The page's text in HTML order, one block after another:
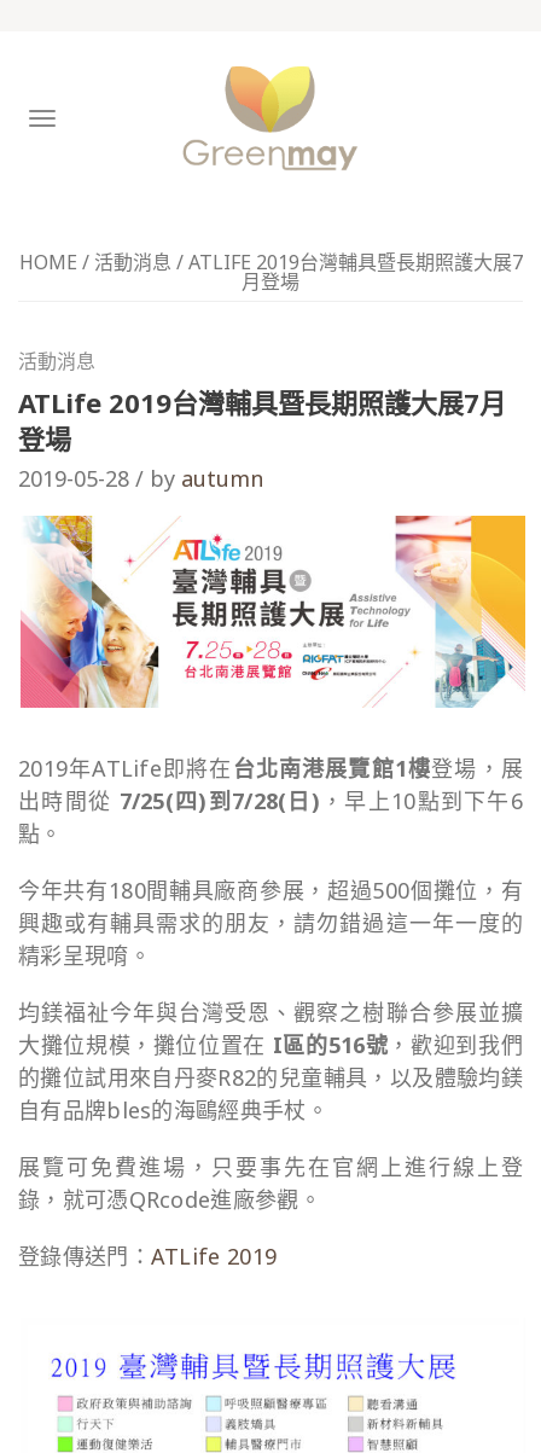
TOGGLE
NAVIGATION
HOME / 活動消息 / ATLIFE 2019台灣輔具暨長期照護大展7
月登場
活動消息
ATLife 2019台灣輔具暨長期照護大展7月
登場
2019-05-28 / by autumn
2019年ATLife即將在台北南港展覽館1樓登場，展
出時間從 7/25(四)到7/28(日) ，早上10點到下午6
點。
今年共有180間輔具廠商參展，超過500個攤位，有
興趣或有輔具需求的朋友，請勿錯過這一年一度的
精彩呈現唷。
均鎂福祉今年與台灣受恩、觀察之樹聯合參展並擴
大攤位規模，攤位位置在 I區的516號 ，歡迎到我們
的攤位試用來自丹麥R82的兒童輔具，以及體驗均鎂
自有品牌bles的海鷗經典手杖。
展覽可免費進場，只要事先在官網上進行線上登
錄，就可憑QRcode進廠參觀。
登錄傳送門： ATLife 2019